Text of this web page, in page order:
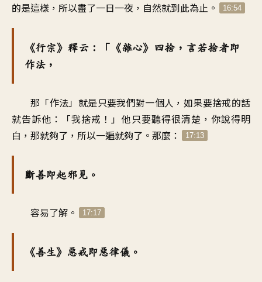
的是這樣，所以盡了一日一夜，自然就到此為止。
16:54
《行宗》釋云：「《雜心》四捨，言若捨者即
作法，
那「作法」就是只要我們對一個人，如果要捨戒的話
就告訴他：「我捨戒！」他只要聽得很清楚，你說得明
白，那就夠了，所以一遍就夠了。那麼：
17:13
斷善即起邪見。
容易了解。 17:17
《善生》惡戒即惡律儀。